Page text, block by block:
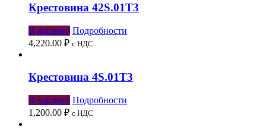
Крестовина 42S.01Т3
В корзину Подробности
4,220.00 ₽ с НДС
Крестовина 4S.01Т3
В корзину Подробности
1,200.00 ₽ с НДС